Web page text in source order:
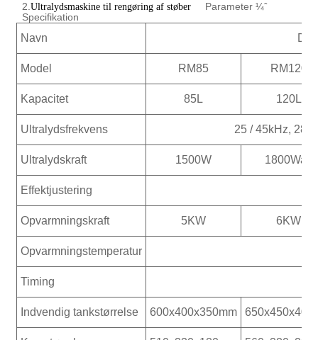
2.Ultralydsmaskine til rengøring af støber
Parameter ¼ˆ
Specifikation
Navn
Model RM85 RM120
Kapacitet 85L 120L
Ultralydsfrekvens 25 / 45kHz, 28 /
Ultralydskraft 1500W 1800Watt
Effektjustering
Opvarmningskraft 5KW 6KW
Opvarmningstemperatur
Timing
Indvendig tankstørrelse 600x400x350mm